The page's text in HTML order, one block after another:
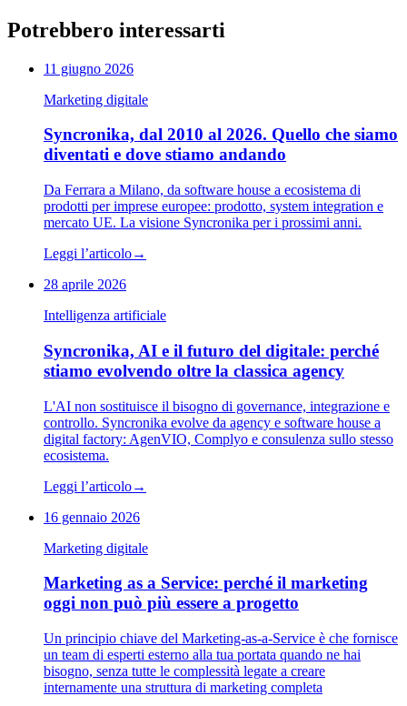
Potrebbero interessarti
11 giugno 2026
Marketing digitale
Syncronika, dal 2010 al 2026. Quello che siamo
diventati e dove stiamo andando
Da Ferrara a Milano, da software house a ecosistema di
prodotti per imprese europee: prodotto, system integration e
mercato UE. La visione Syncronika per i prossimi anni.
Leggi l’articolo→
28 aprile 2026
Intelligenza artificiale
Syncronika, AI e il futuro del digitale: perché
stiamo evolvendo oltre la classica agency
L'AI non sostituisce il bisogno di governance, integrazione e
controllo. Syncronika evolve da agency e software house a
digital factory: AgenVIO, Complyo e consulenza sullo stesso
ecosistema.
Leggi l’articolo→
16 gennaio 2026
Marketing digitale
Marketing as a Service: perché il marketing
oggi non può più essere a progetto
Un principio chiave del Marketing-as-a-Service è che fornisce
un team di esperti esterno alla tua portata quando ne hai
bisogno, senza tutte le complessità legate a creare
internamente una struttura di marketing completa